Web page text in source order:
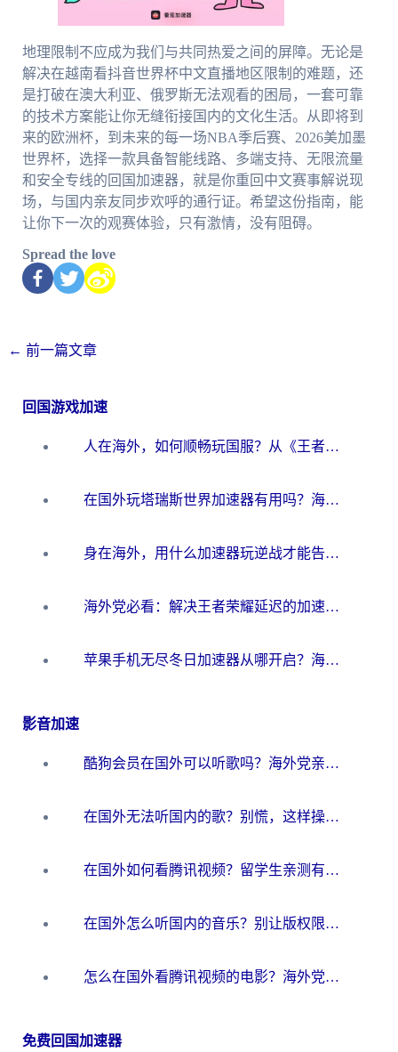
地理限制不应成为我们与共同热爱之间的屏障。无论是
解决在越南看抖音世界杯中文直播地区限制的难题，还
是打破在澳大利亚、俄罗斯无法观看的困局，一套可靠
的技术方案能让你无缝衔接国内的文化生活。从即将到
来的欧洲杯，到未来的每一场NBA季后赛、2026美加墨
世界杯，选择一款具备智能线路、多端支持、无限流量
和安全专线的回国加速器，就是你重回中文赛事解说现
场，与国内亲友同步欢呼的通行证。希望这份指南，能
让你下一次的观赛体验，只有激情，没有阻碍。
Spread the love
← 前一篇文章
回国游戏加速
人在海外，如何顺畅玩国服？从《王者荣耀》到《云图计划》的加速器终极指南
在国外玩塔瑞斯世界加速器有用吗？海外玩家亲测后的真实答案
身在海外，用什么加速器玩逆战才能告别延迟？
海外党必看：解决王者荣耀延迟的加速器终极指南——从EVE到猫和老鼠，一个工具全搞定
苹果手机无尽冬日加速器从哪开启？海外玩家的冬日生存指南
影音加速
酷狗会员在国外可以听歌吗？海外党亲测有效：3步解决音乐权限难题
在国外无法听国内的歌？别慌，这样操作就能畅听QQ音乐（附亲测加速器推荐）
在国外如何看腾讯视频？留学生亲测有效的回国加速方案
在国外怎么听国内的音乐？别让版权限制断了你的华语歌单
怎么在国外看腾讯视频的电影？海外党亲测有效的回国加速指南
免费回国加速器